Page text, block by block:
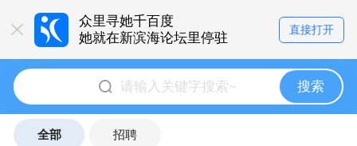
众里寻她千百度
她就在新滨海论坛里停驻
直接打开
搜索
全部 招聘